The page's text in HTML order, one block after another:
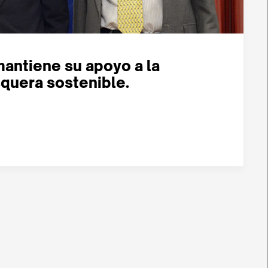
su apoyo a la
sostenible.